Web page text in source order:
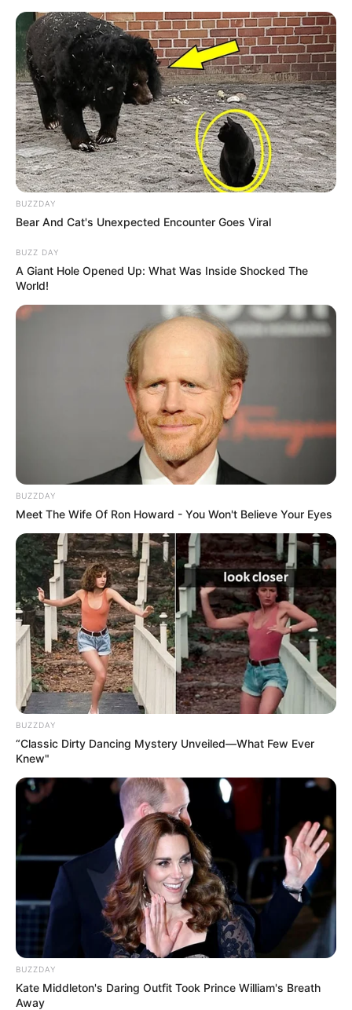
BUZZDAY
Bear And Cat's Unexpected Encounter Goes Viral
BUZZ DAY
A Giant Hole Opened Up: What Was Inside Shocked The
World!
BUZZDAY
Meet The Wife Of Ron Howard - You Won't Believe Your Eyes
BUZZDAY
“Classic Dirty Dancing Mystery Unveiled—What Few Ever
Knew"
BUZZDAY
Kate Middleton's Daring Outfit Took Prince William's Breath
Away